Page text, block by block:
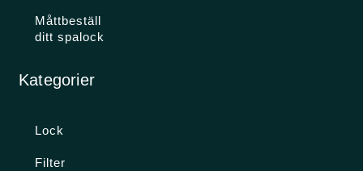
Måttbeställ
ditt spalock
Kategorier
Lock
Filter